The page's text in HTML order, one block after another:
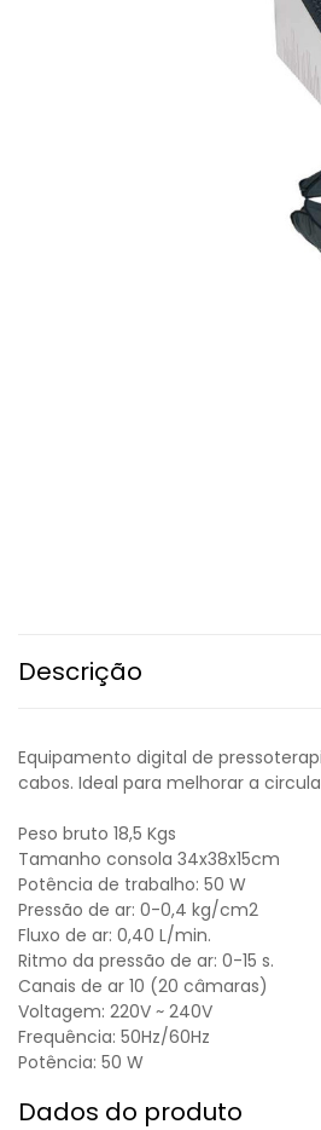
Descrição
Equipamento digital de
cabos. Ideal para melhorar a
Peso bruto 18,5 Kgs
Tamanho consola 34x38x15cm
Potência de trabalho: 50 W
Pressão de ar: 0-0,4 kg/cm2
Fluxo de ar: 0,40 L/min.
Ritmo da pressão de ar: 0-15 s.
Canais de ar 10 (20 câmaras)
Voltagem: 220V ~ 240V
Frequência: 50Hz/60Hz
Potência: 50 W
Dados do produto